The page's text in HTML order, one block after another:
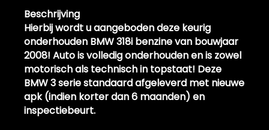
Centrale vergrendeling met
afstandsbediening
Dimlichten automatisch en regensensor
Extra getint glas achter
Getint glas
Getint warmtewerend glas
Beschrijving
Hierbij wordt u aangeboden deze keurig
onderhouden BMW 318i benzine van bouwjaar
2008! Auto is volledig onderhouden en is zowel
motorisch als technisch in topstaat! Deze
BMW 3 serie standaard afgeleverd met nieuwe
apk (indien korter dan 6 maanden) en
inspectiebeurt.